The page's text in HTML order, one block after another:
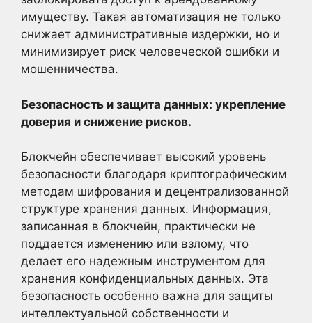
имуществу. Такая автоматизация не только
снижает административные издержки, но и
минимизирует риск человеческой ошибки и
мошенничества.
Безопасность и защита данных: укрепление
доверия и снижение рисков.
Блокчейн обеспечивает высокий уровень
безопасности благодаря криптографическим
методам шифрования и децентрализованной
структуре хранения данных. Информация,
записанная в блокчейн, практически не
поддается изменению или взлому, что
делает его надежным инструментом для
хранения конфиденциальных данных. Эта
безопасность особенно важна для защиты
интеллектуальной собственности и